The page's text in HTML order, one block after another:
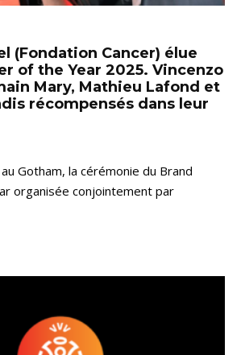
(Fondation Cancer) élue
of the Year 2025. Vincenzo
Mary, Mathieu Lafond et
récompensés dans leur
Gotham, la cérémonie du Brand
organisée conjointement par